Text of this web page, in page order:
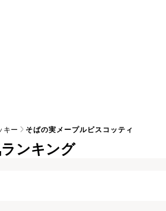
キー そばの実メープルビスコッティ
ンキング